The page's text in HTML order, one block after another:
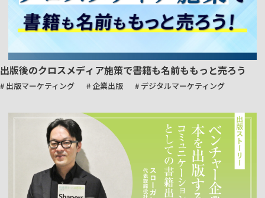
出版後のクロスメディア施策で書籍も名前ももっと売ろう
# 出版マーケティング # 企業出版 # デジタルマーケティング